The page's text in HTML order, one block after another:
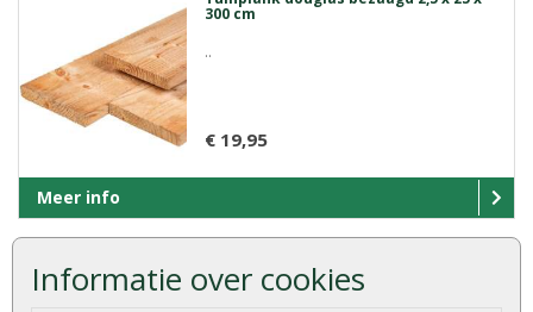
Informatie over cookies
300 cm
..
€ 19,95
Meer info
Tuinplank douglas bezaagd 2,5 x 25 x